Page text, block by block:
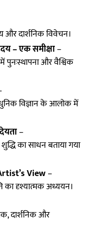
और दार्शनिक विवेचन।
– एक समीक्षा–
और वैश्विक
विज्ञान के आलोक में
–
का साधन बताया गया
View–
दृश्यात्मक अध्ययन।
दार्शनिक और